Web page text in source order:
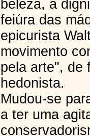
beleza, a
feiúra das
epicurista
movimento
pela arte", de
hedonista.
Mudou-se
a ter uma